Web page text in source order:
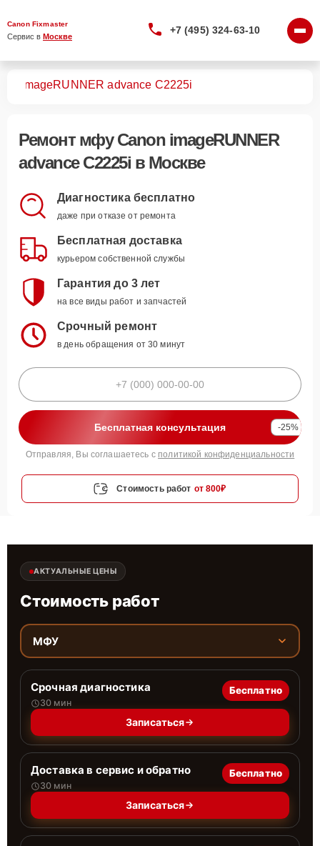
Canon Fixmaster
Сервис в Москве
+7 (495) 324-63-10
imageRUNNER advance C2225i
Ремонт мфу Canon imageRUNNER
advance C2225i в Москве
Диагностика бесплатно
даже при отказе от ремонта
Бесплатная доставка
курьером собственной службы
Гарантия до 3 лет
на все виды работ и запчастей
Срочный ремонт
в день обращения от 30 минут
Бесплатная консультация -25%
Отправляя, Вы соглашаетесь с политикой конфиденциальности
Стоимость работ от 800₽
АКТУАЛЬНЫЕ ЦЕНЫ
Стоимость работ
МФУ
Срочная диагностика
30 мин
Бесплатно
Записаться
Доставка в сервис и обратно
30 мин
Бесплатно
Записаться